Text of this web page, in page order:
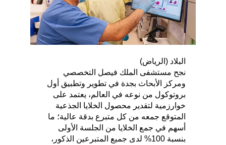
البلاد (الرياض)
نجح مستشفى الملك فيصل التخصصي
ومركز الأبحاث بجدة في تطوير وتطبيق أول
بروتوكول من نوعه في العالم، يعتمد على
خوارزمية لتقدير محصول الخلايا الجذعية
المتوقع جمعه من كل متبرع بدقة عالية؛ ما
أسهم في جمع الخلايا من الجلسة الأولى
بنسبة 100% لدى جميع المتبرعين الذكور،